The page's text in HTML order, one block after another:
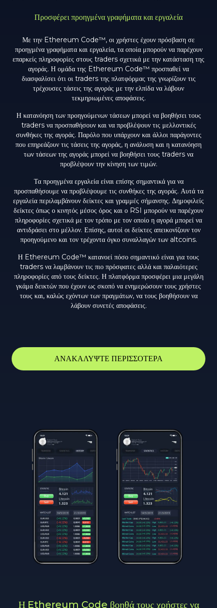
Προσφέρει προηγμένα γραφήματα και εργαλεία
Με την Ethereum Code™, οι χρήστες έχουν πρόσβαση σε
προηγμένα γραφήματα και εργαλεία, τα οποία μπορούν να παρέχουν
επαρκείς πληροφορίες στους traders σχετικά με την κατάσταση της
αγοράς. Η ομάδα της Ethereum Code™ προσπαθεί να
διασφαλίσει ότι οι traders της πλατφόρμας της γνωρίζουν τις
τρέχουσες τάσεις της αγοράς με την ελπίδα να λάβουν
τεκμηριωμένες αποφάσεις.
Η κατανόηση των προηγούμενων τάσεων μπορεί να βοηθήσει τους
traders να προσπαθήσουν και να προβλέψουν τις μελλοντικές
συνθήκες της αγοράς. Παρόλο που υπάρχουν και άλλοι παράγοντες
που επηρεάζουν τις τάσεις της αγοράς, η ανάλυση και η κατανόηση
των τάσεων της αγοράς μπορεί να βοηθήσει τους traders να
προβλέψουν την κίνηση των τιμών.
Τα προηγμένα εργαλεία είναι επίσης σημαντικά για να
προσπαθήσουμε να προβλέψουμε τις συνθήκες της αγοράς. Αυτά τα
εργαλεία περιλαμβάνουν δείκτες και γραμμές σήμανσης. Δημοφιλείς
δείκτες όπως ο κινητός μέσος όρος και ο RSI μπορούν να παρέχουν
πληροφορίες σχετικά με τον τρόπο με τον οποίο η αγορά μπορεί να
αντιδράσει στο μέλλον. Επίσης, αυτοί οι δείκτες απεικονίζουν τον
προηγούμενο και τον τρέχοντα όγκο συναλλαγών των altcoins.
Η Ethereum Code™ κατανοεί πόσο σημαντικό είναι για τους
traders να λαμβάνουν τις πιο πρόσφατες αλλά και παλαιότερες
πληροφορίες από τους δείκτες. Η πλατφόρμα προσφέρει μια μεγάλη
γκάμα δεικτών που έχουν ως σκοπό να ενημερώσουν τους χρήστες
τους και, καλώς εχόντων των πραγμάτων, να τους βοηθήσουν να
λάβουν συνετές αποφάσεις.
ΑΝΑΚΑΛΥΨΤΕ ΠΕΡΙΣΣΟΤΕΡΑ
Η Ethereum Code βοηθά τους χρήστες να